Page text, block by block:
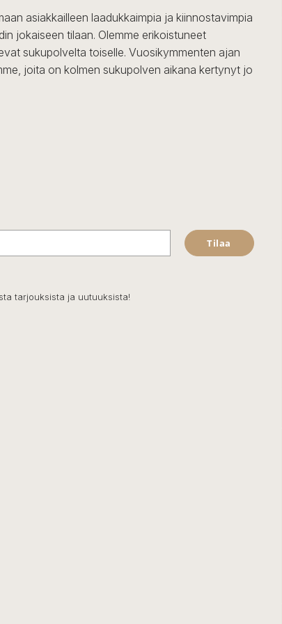
asiakkailleen laadukkaimpia ja kiinnostavimpia
jokaiseen tilaan. Olemme erikoistuneet
sukupolvelta toiselle. Vuosikymmenten ajan
joita on kolmen sukupolven aikana kertynyt jo
Tilaa
tarjouksista ja uutuuksista!